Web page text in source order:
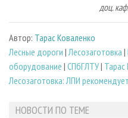
доц.
Автор: Тарас Коваленко
Лесные дороги | Лесозаготовка |
оборудование | СПбГЛТУ| Тарас
Лесозаготовка: ЛПИ рекомендует
НОВОСТИ ПО ТЕМЕ